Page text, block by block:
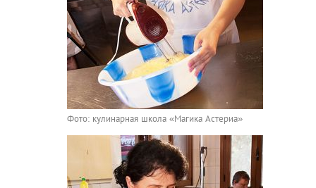
Фото: кулинарная школа «Магика Астериа»